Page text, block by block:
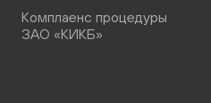
Комплаенс процедуры
ЗАО «КИКБ»